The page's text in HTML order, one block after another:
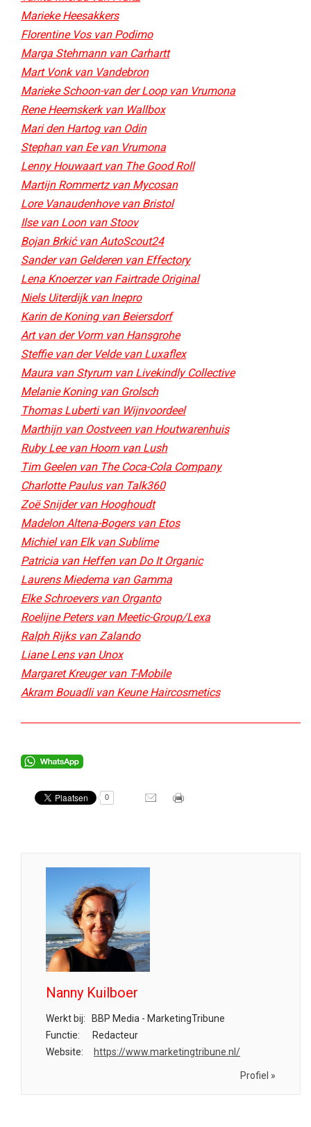
Marieke Heesakkers
Florentine Vos van Podimo
Marga Stehmann van Carhartt
Mart Vonk van Vandebron
Marieke Schoon-van der Loop van Vrumona
Rene Heemskerk van Wallbox
Mari den Hartog van Odin
Stephan van Ee van Vrumona
Lenny Houwaart van The Good Roll
Martijn Rommertz van Mycosan​
Lore Vanaudenhove van Bristol
Ilse van Loon van Stoov
Bojan Brkić van AutoScout24
Sander van Gelderen van Effectory
Lena Knoerzer van Fairtrade Original
Niels Uiterdijk van Inepro
Karin de Koning van Beiersdorf
Art van der Vorm van Hansgrohe
Steffie van der Velde van Luxaflex
Maura van Styrum van Livekindly Collective​
Melanie Koning van Grolsch
Thomas Luberti van Wijnvoordeel
Marthijn van Oostveen van Houtwarenhuis
Ruby Lee van Hoorn van Lush
Tim Geelen van The Coca-Cola Company
Charlotte Paulus van Talk360
Zoë Snijder van Hooghoudt​
Madelon Altena-Bogers van Etos​
Michiel van Elk van Sublime​
Patricia van Heffen van Do It Organic​
Laurens Miedema van Gamma
Elke Schroevers van Organto
Roelijne Peters van Meetic-Group/Lexa
Ralph Rijks van Zalando
Liane Lens van Unox
Margaret Kreuger van T-Mobile
Akram Bouadli van Keune Haircosmetics
0
Nanny Kuilboer
Werkt bij:
BBP Media - MarketingTribune
Functie:
Redacteur
Website:
https://www.marketingtribune.nl/
Profiel »